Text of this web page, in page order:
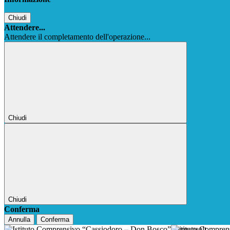
Chiudi
Attendere...
Attendere il completamento dell'operazione...
Chiudi
Chiudi
Conferma
Annulla Conferma